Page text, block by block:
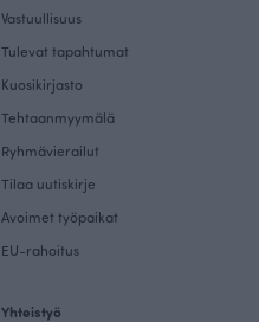
Vastuullisuus
Tulevat tapahtumat
Kuosikirjasto
Tehtaanmyymälä
Ryhmävierailut
Tilaa uutiskirje
Avoimet työpaikat
EU-rahoitus
Yhteistyö